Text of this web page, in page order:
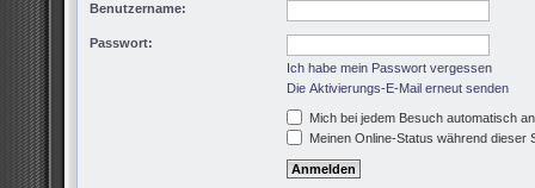
Benutzername:
Passwort:
Ich habe mein Passwort vergessen
Die Aktivierungs-E-Mail erneut senden
Mich bei jedem Besuch automatisch
Meinen Online-Status während dieser